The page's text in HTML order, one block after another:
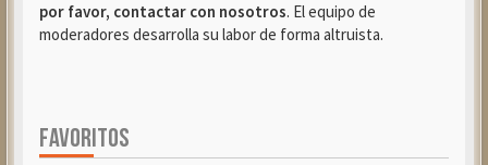
por favor, contactar con nosotros. El equipo de
moderadores desarrolla su labor de forma altruista.
FAVORITOS